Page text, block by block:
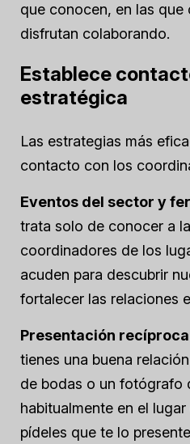
que conocen, en las
disfrutan colaborando.
Establece
estratégica
Las estrategias más
contacto con los
Eventos del sector y
trata solo de conocer a
coordinadores de los
acuden para descubrir
fortalecer las relaciones
Presentación
tienes una buena
de bodas o un fotógrafo
habitualmente en el
pídeles que te lo